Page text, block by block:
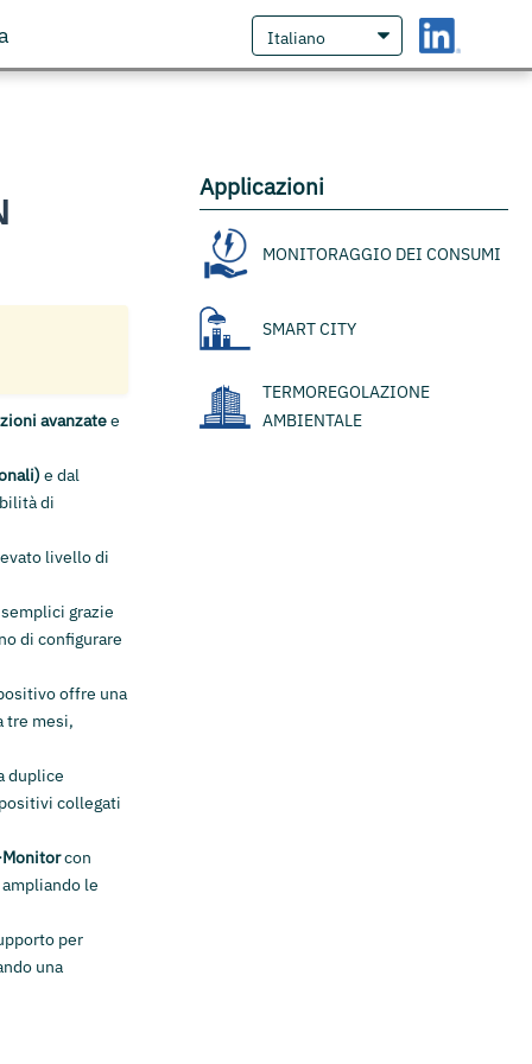
avanzatee
e dal
di
livello di
grazie
di configurare
offre una
tre mesi,
duplice
collegati
con
le
per
una
Applicazioni
MONITORAGGIO DEI CONSUMI
SMART CITY
TERMOREGOLAZIONE
AMBIENTALE